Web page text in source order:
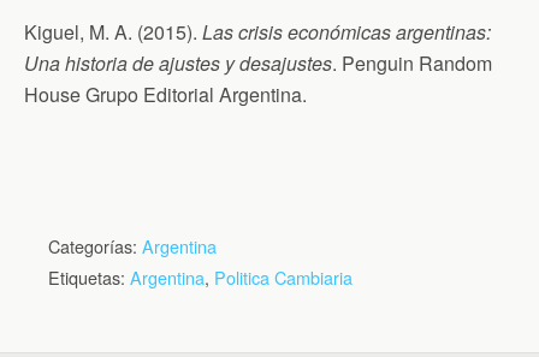
Kiguel, M. A. (2015). Las crisis económicas argentinas:
Una historia de ajustes y desajustes. Penguin Random
House Grupo Editorial Argentina.
Categorías: Argentina
Etiquetas: Argentina, Politica Cambiaria